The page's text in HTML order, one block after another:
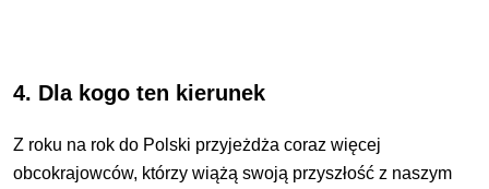
4. Dla kogo ten kierunek
Z roku na rok do Polski przyjeżdża coraz więcej
obcokrajowców, którzy wiążą swoją przyszłość z naszym